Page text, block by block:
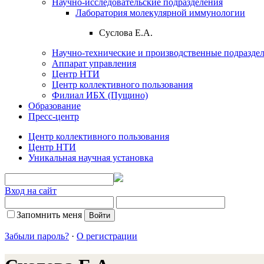
Лаборатория молекулярной иммунологии
Суслова Е.А.
Научно-технические и производственные
Аппарат управления
Центр НТИ
Центр коллективного пользования
Филиал ИБХ (Пущино)
Образование
Пресс-центр
Центр коллективного пользования
Центр НТИ
Уникальная научная установка
Вход на сайт
Запомнить меня
Забыли пароль? · О регистрации